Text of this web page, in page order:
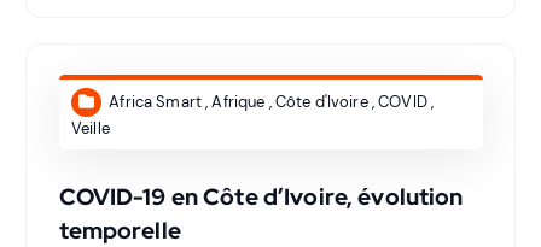
Africa Smart,Afrique ,Côte d'Ivoire,COVID,
Veille
COVID-19 en Côte d’Ivoire, évolution
temporelle